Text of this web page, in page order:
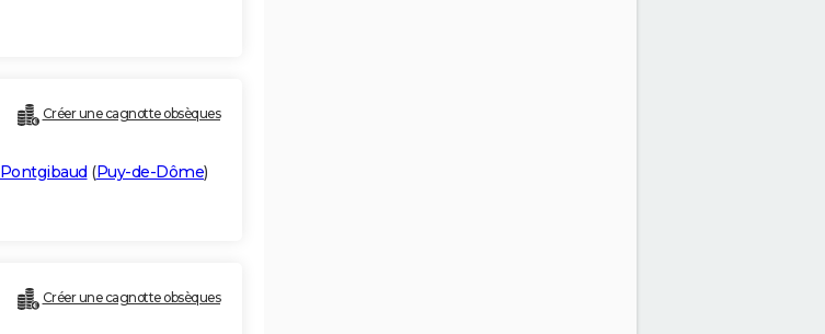
Créer une cagnotte obsèques
Pontgibaud (Puy-de-Dôme)
Créer une cagnotte obsèques